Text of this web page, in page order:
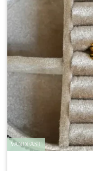
VANDFAST